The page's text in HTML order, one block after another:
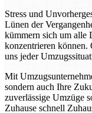
Stress und
Lünen der
kümmern sich um alle
konzentrieren können.
uns jeder
Mit
sondern auch Ihre
zuverlässige Umzüge
Zuhause schnell